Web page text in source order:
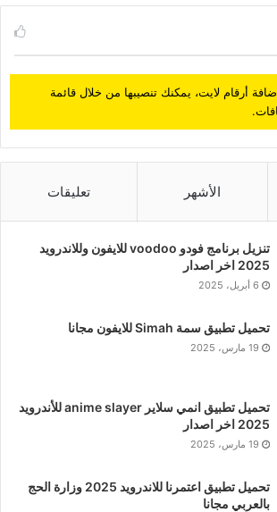
أرقام لايت، يمكنك تنصيبها من خلال قائمة
الأشهر تعليقات
تنزيل برنامج فودو voodoo للايفون وللاندرويد
2025 اخر اصدار
6 أبريل، 2025
تحميل تطبيق سمة Simah للايفون مجانا
19 مارس، 2025
تحميل تطبيق انمي سلاير anime slayer للأندرويد
2025 اخر اصدار
19 مارس، 2025
تحميل تطبيق اعتمرنا للاندرويد 2025 وزارة الحج
بالعربي مجانا